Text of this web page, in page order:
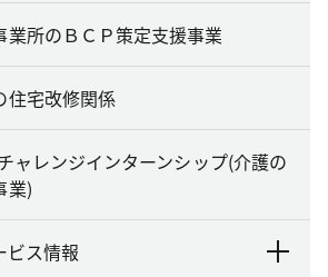
業所のＢＣＰ策定支援事業
住宅改修関係
ャレンジインターンシップ(介護の
業)
ビス情報